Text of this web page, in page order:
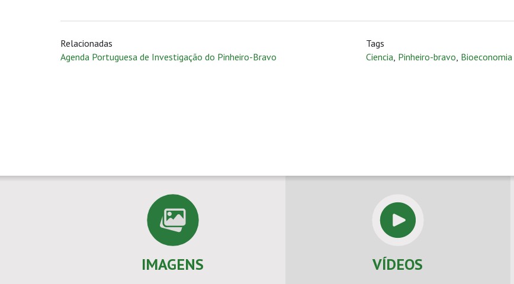
Relacionadas
Agenda Portuguesa de Investigação do Pinheiro-Bravo
Tags
Ciencia, Pinheiro-bravo, Bioeconomia
IMAGENS VÍDEOS